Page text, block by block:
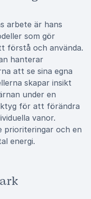
arbete är hans
som gör
förstå och använda.
hanterar
att se sina egna
skapar insikt
under en
för att förändra
vanor.
och en
energi.